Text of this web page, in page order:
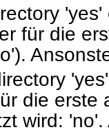
für die
die
wird: